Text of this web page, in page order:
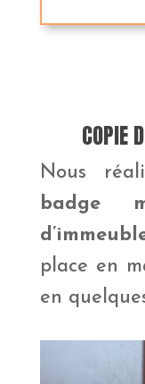
COPIE
Nous
badge
place en
en